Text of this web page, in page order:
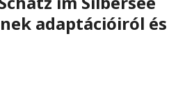
adaptációiról és